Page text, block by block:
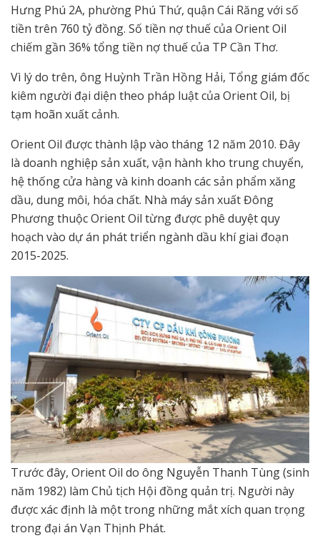
Hưng Phú 2A, phường Phú Thứ, quận Cái Răng với số
tiền trên 760 tỷ đồng. Số tiền nợ thuế của Orient Oil
chiếm gần 36% tổng tiền nợ thuế của TP Cần Thơ.
Vì lý do trên, ông Huỳnh Trần Hồng Hải, Tổng giám đốc
kiêm người đại diện theo pháp luật của Orient Oil, bị
tạm hoãn xuất cảnh.
Orient Oil được thành lập vào tháng 12 năm 2010. Đây
là doanh nghiệp sản xuất, vận hành kho trung chuyển,
hệ thống cửa hàng và kinh doanh các sản phẩm xăng
dầu, dung môi, hóa chất. Nhà máy sản xuất Đông
Phương thuộc Orient Oil từng được phê duyệt quy
hoạch vào dự án phát triển ngành dầu khí giai đoạn
2015-2025.
Trước đây, Orient Oil do ông Nguyễn Thanh Tùng (sinh
năm 1982) làm Chủ tịch Hội đồng quản trị. Người này
được xác định là một trong những mắt xích quan trọng
trong đại án Vạn Thịnh Phát.